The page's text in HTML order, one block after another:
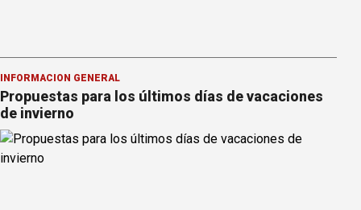
INFORMACION GENERAL
Propuestas para los últimos días de vacaciones
de invierno